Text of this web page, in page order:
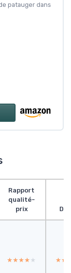
patauger dans
Rapport
qualité-
prix
★★★★★
★★★★★